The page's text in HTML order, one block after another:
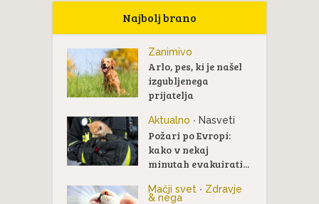
Najbolj brano
Zanimivo
Arlo, pes, ki je našel
izgubljenega
prijatelja
Aktualno • Nasveti
Požari po Evropi:
kako v nekaj
minutah evakuirati...
Mačji svet • Zdravje
& nega